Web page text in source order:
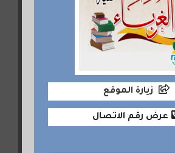
زيارة الموقع
عرض رقم الاتصال